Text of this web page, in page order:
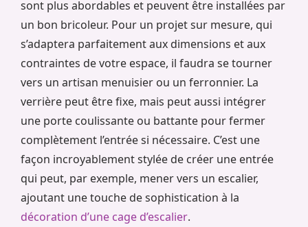
sont plus abordables et peuvent être installées par
un bon bricoleur. Pour un projet sur mesure, qui
s’adaptera parfaitement aux dimensions et aux
contraintes de votre espace, il faudra se tourner
vers un artisan menuisier ou un ferronnier. La
verrière peut être fixe, mais peut aussi intégrer
une porte coulissante ou battante pour fermer
complètement l’entrée si nécessaire. C’est une
façon incroyablement stylée de créer une entrée
qui peut, par exemple, mener vers un escalier,
ajoutant une touche de sophistication à la
décoration d’une cage d’escalier.